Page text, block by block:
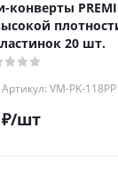
20 шт.
Артикул: VM-PK-118PP
₽/шт